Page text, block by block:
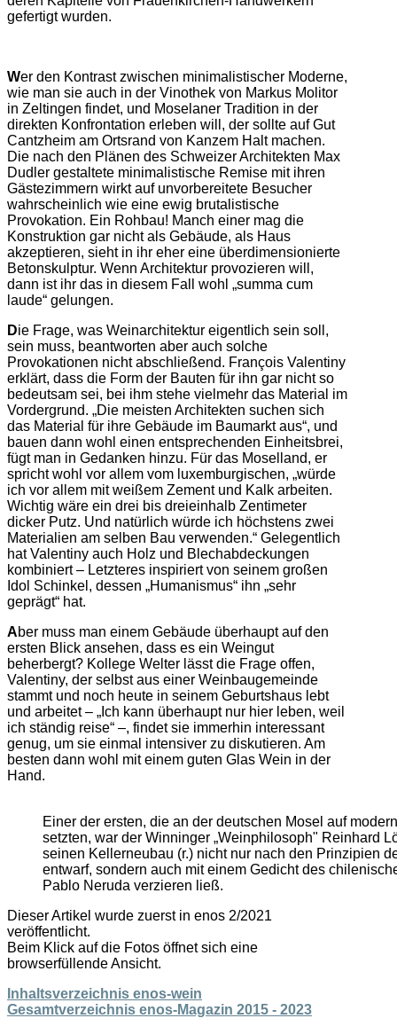
gefertigt wurden.
Wer den Kontrast zwischen minimalistischer Moderne,
wie man sie auch in der Vinothek von Markus Molitor
in Zeltingen findet, und Moselaner Tradition in der
direkten Konfrontation erleben will, der sollte auf Gut
Cantzheim am Ortsrand von Kanzem Halt machen.
Die nach den Plänen des Schweizer Architekten Max
Dudler gestaltete minimalistische Remise mit ihren
Gästezimmern wirkt auf unvorbereitete Besucher
wahrscheinlich wie eine ewig brutalistische
Provokation. Ein Rohbau! Manch einer mag die
Konstruktion gar nicht als Gebäude, als Haus
akzeptieren, sieht in ihr eher eine überdimensionierte
Betonskulptur. Wenn Architektur provozieren will,
dann ist ihr das in diesem Fall wohl „summa cum
laude“ gelungen.
Die Frage, was Weinarchitektur eigentlich sein soll,
sein muss, beantworten aber auch solche
Provokationen nicht abschließend. François Valentiny
erklärt, dass die Form der Bauten für ihn gar nicht so
bedeutsam sei, bei ihm stehe vielmehr das Material im
Vordergrund. „Die meisten Architekten suchen sich
das Material für ihre Gebäude im Baumarkt aus“, und
bauen dann wohl einen entsprechenden Einheitsbrei,
fügt man in Gedanken hinzu. Für das Moselland, er
spricht wohl vor allem vom luxemburgischen, „würde
ich vor allem mit weißem Zement und Kalk arbeiten.
Wichtig wäre ein drei bis dreieinhalb Zentimeter
dicker Putz. Und natürlich würde ich höchstens zwei
Materialien am selben Bau verwenden.“ Gelegentlich
hat Valentiny auch Holz und Blechabdeckungen
kombiniert – Letzteres inspiriert von seinem großen
Idol Schinkel, dessen „Humanismus“ ihn „sehr
geprägt“ hat.
Aber muss man einem Gebäude überhaupt auf den
ersten Blick ansehen, dass es ein Weingut
beherbergt? Kollege Welter lässt die Frage offen,
Valentiny, der selbst aus einer Weinbaugemeinde
stammt und noch heute in seinem Geburtshaus lebt
und arbeitet – „Ich kann überhaupt nur hier leben, weil
ich ständig reise“ –, findet sie immerhin interessant
genug, um sie einmal intensiver zu diskutieren. Am
besten dann wohl mit einem guten Glas Wein in der
Hand.
Einer der ersten, die an der deutschen Mosel auf
setzten, war der Winninger „Weinphilosoph" Reinhard
seinen Kellerneubau (r.) nicht nur nach den Prinzipien
entwarf, sondern auch mit einem Gedicht des
Pablo Neruda verzieren ließ.
Dieser Artikel wurde zuerst in enos 2/2021
veröffentlicht.
Beim Klick auf die Fotos öffnet sich eine
browserfüllende Ansicht.
Inhaltsverzeichnis enos-wein
Gesamtverzeichnis enos-Magazin 2015 - 2023